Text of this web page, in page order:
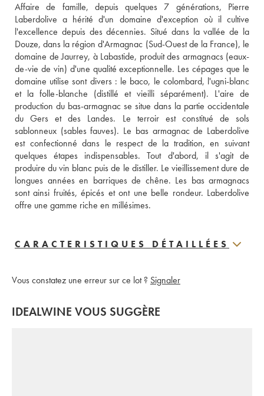
Affaire de famille, depuis quelques 7 générations, Pierre
Laberdolive a hérité d'un domaine d'exception où il cultive
l'excellence depuis des décennies. Situé dans la vallée de la
Douze, dans la région d'Armagnac (Sud-Ouest de la France), le
domaine de Jaurrey, à Labastide, produit des armagnacs (eaux-
de-vie de vin) d'une qualité exceptionnelle. Les cépages que le
domaine utilise sont divers : le baco, le colombard, l'ugni-blanc
et la folle-blanche (distillé et vieilli séparément). L'aire de
production du bas-armagnac se situe dans la partie occidentale
du Gers et des Landes. Le terroir est constitué de sols
sablonneux (sables fauves). Le bas armagnac de Laberdolive
est confectionné dans le respect de la tradition, en suivant
quelques étapes indispensables. Tout d'abord, il s'agit de
produire du vin blanc puis de le distiller. Le vieillissement dure de
longues années en barriques de chêne. Les bas armagnacs
sont ainsi fruités, épicés et ont une belle rondeur. Laberdolive
offre une gamme riche en millésimes.
CARACTERISTIQUES DÉTAILLÉES
Vous constatez une erreur sur ce lot ? Signaler
IDEALWINE VOUS SUGGÈRE